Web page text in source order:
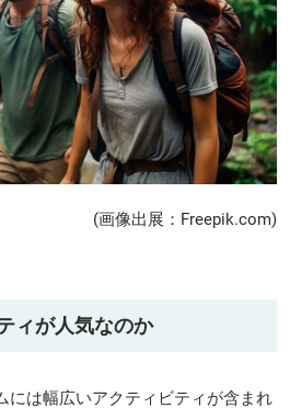
(画像出展：Freepik.com)
ィが人気なのか
には幅広いアクティビティが含まれ